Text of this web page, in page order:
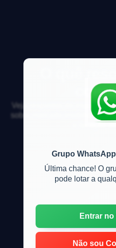
Grupo
Última chance! O
pode lotar a
Entrar
Não sou
Veja respostas de
sobre mercado imobiliário,
e locação